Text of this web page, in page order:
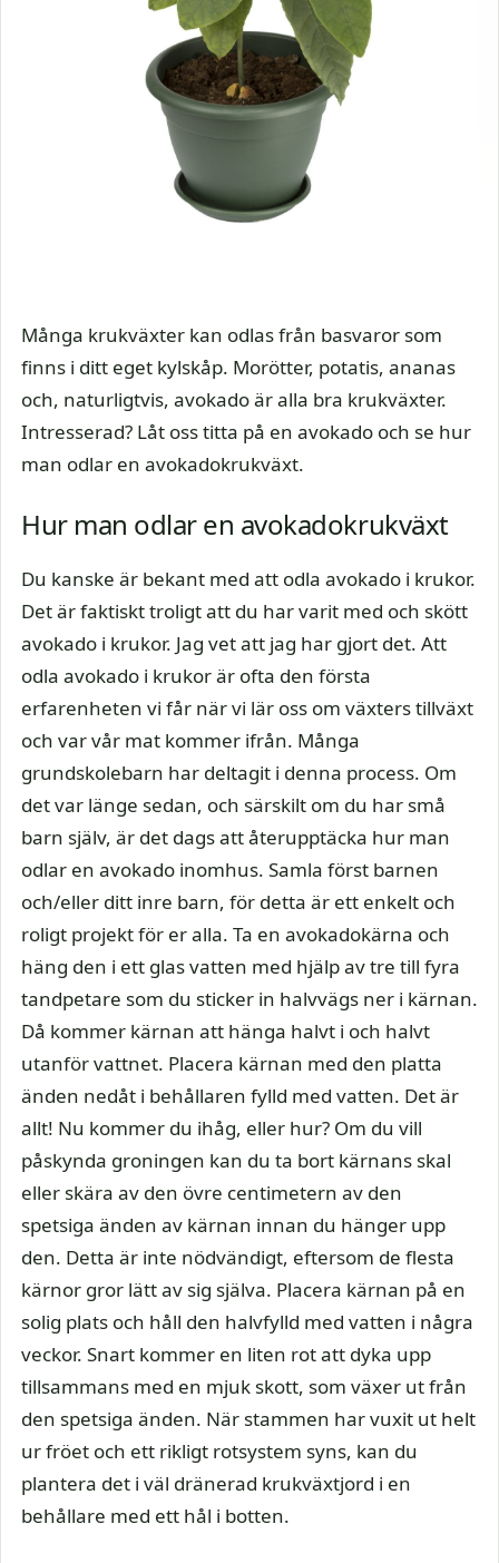
Många krukväxter kan odlas från basvaror som
finns i ditt eget kylskåp. Morötter, potatis, ananas
och, naturligtvis, avokado är alla bra krukväxter.
Intresserad? Låt oss titta på en avokado och se hur
man odlar en avokadokrukväxt.
Hur man odlar en avokadokrukväxt
Du kanske är bekant med att odla avokado i krukor.
Det är faktiskt troligt att du har varit med och skött
avokado i krukor. Jag vet att jag har gjort det. Att
odla avokado i krukor är ofta den första
erfarenheten vi får när vi lär oss om växters tillväxt
och var vår mat kommer ifrån. Många
grundskolebarn har deltagit i denna process. Om
det var länge sedan, och särskilt om du har små
barn själv, är det dags att återupptäcka hur man
odlar en avokado inomhus. Samla först barnen
och/eller ditt inre barn, för detta är ett enkelt och
roligt projekt för er alla. Ta en avokadokärna och
häng den i ett glas vatten med hjälp av tre till fyra
tandpetare som du sticker in halvvägs ner i kärnan.
Då kommer kärnan att hänga halvt i och halvt
utanför vattnet. Placera kärnan med den platta
änden nedåt i behållaren fylld med vatten. Det är
allt! Nu kommer du ihåg, eller hur? Om du vill
påskynda groningen kan du ta bort kärnans skal
eller skära av den övre centimetern av den
spetsiga änden av kärnan innan du hänger upp
den. Detta är inte nödvändigt, eftersom de flesta
kärnor gror lätt av sig själva. Placera kärnan på en
solig plats och håll den halvfylld med vatten i några
veckor. Snart kommer en liten rot att dyka upp
tillsammans med en mjuk skott, som växer ut från
den spetsiga änden. När stammen har vuxit ut helt
ur fröet och ett rikligt rotsystem syns, kan du
plantera det i väl dränerad krukväxtjord i en
behållare med ett hål i botten.